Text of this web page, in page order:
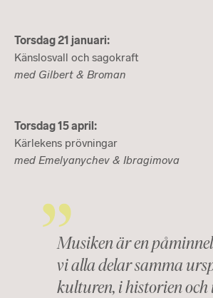
Torsdag 21 januari:
Känslosvall och sagokraft
med Gilbert & Broman
Torsdag 15 april:
Kärlekens prövningar
med Emelyanychev & Ibragimova
Musiken är en
vi alla delar samma
kulturen, i historien och